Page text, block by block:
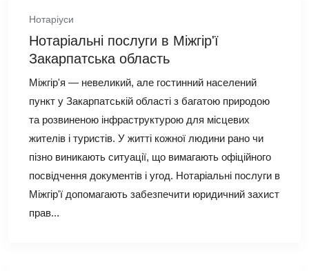
Нотаріуси
Нотаріальні послуги в Міжгір'ї
Закарпатська область
Міжгір'я — невеликий, але гостинний населений
пункт у Закарпатській області з багатою природою
та розвиненою інфраструктурою для місцевих
жителів і туристів. У житті кожної людини рано чи
пізно виникають ситуації, що вимагають офіційного
посвідчення документів і угод. Нотаріальні послуги в
Міжгір'ї допомагають забезпечити юридичний захист
прав...